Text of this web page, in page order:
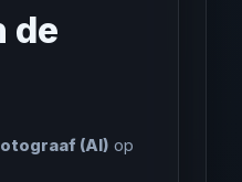
de
(AI) op